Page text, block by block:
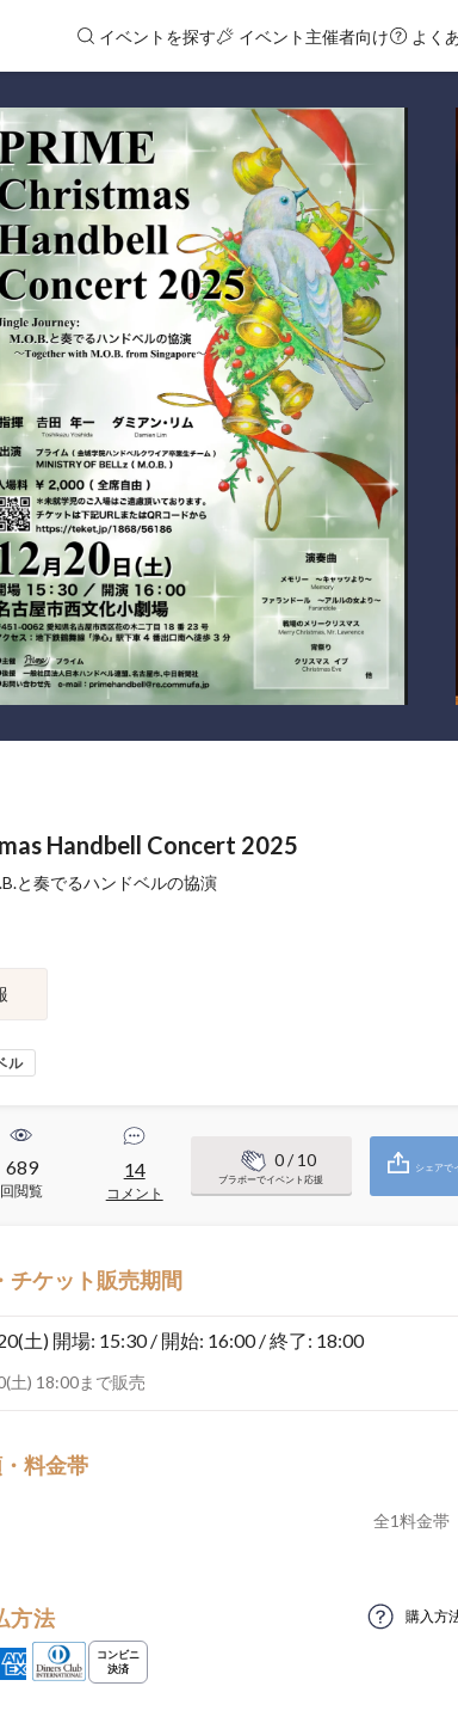
イベントを探す イベント主催者向け よく
Handbell Concert 2025
と奏でるハンドベルの協演
ル
689
回閲覧
14
コメント
0/ 10
ブラボーでイベント応援
シェアで
チケット販売期間
土) 開場: 15:30 / 開始: 16:00 / 終了: 18:00
土) 18:00まで販売
料金帯
全1料金帯
方法 購入方